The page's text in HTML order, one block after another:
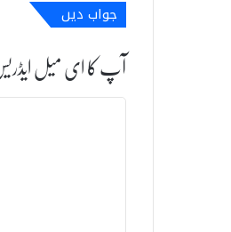
جواب دیں
آپ کا ای میل
ت